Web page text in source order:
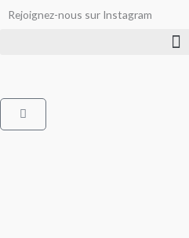
AllerRejoignez-nous sur Instagram
Panier